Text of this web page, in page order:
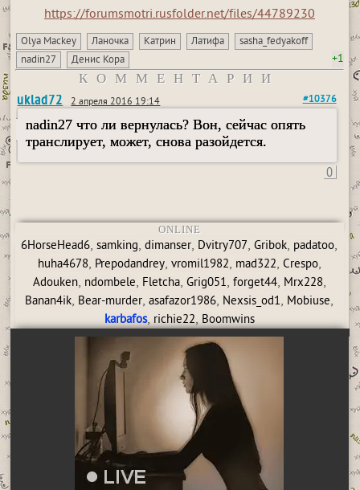
https://forumsmotri.rusfolder.net/files/44789230
Olya Mackey Ланочка Катрин Латифа
sasha_fedyakoff
nadin27
Денис Кора +1
КОММЕНТАРИИ
uklad72 2 апреля 2016 19:14 #10376
nadin27 что ли вернулась? Вон, сейчас опять
транслирует, может, снова разойдется.
0
ONLINE
6HorseHead6,samking,dimanser, Dvitry707,Gribok, padatoo,
huha4678, Prepodandrey, vromil1982, mad322, Crespo,
Adouken, ndombele, Fletcha, Grig051, forget44, Mrx228,
Banan4ik, Bear-murder,asafazor1986, Nexsis_od1, Mobiuse,
karbafos, richie22, Boomwins